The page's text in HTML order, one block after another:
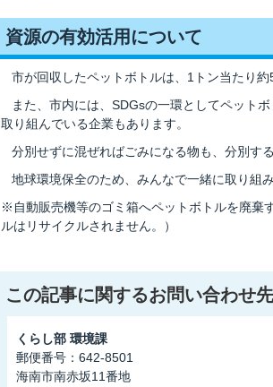
資源の有効活用について
市が回収したペットボトルは、1トン当たり約
また、市内には、SDGsの一環としてペット
取り組んでいる企業もあります。
分別せずに混ぜればごみになる物も、分別す
地球環境保全のため、みんなで一緒に取り組み
※自動販売機等のゴミ箱へペットボトルを廃棄
ルはリサイクルされません。）
この記事に関するお問い合わせ先
くらし部 環境課
郵便番号：642-8501
海南市南赤坂11番地